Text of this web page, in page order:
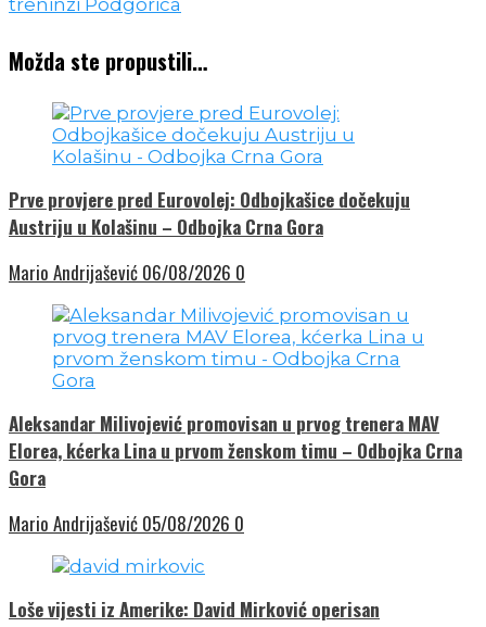
Možda ste propustili…
Prve provjere pred Eurovolej: Odbojkašice dočekuju
Austriju u Kolašinu – Odbojka Crna Gora
Mario Andrijašević 06/08/2026 0
Aleksandar Milivojević promovisan u prvog trenera MAV
Elorea, kćerka Lina u prvom ženskom timu – Odbojka Crna
Gora
Mario Andrijašević 05/08/2026 0
Loše vijesti iz Amerike: David Mirković operisan